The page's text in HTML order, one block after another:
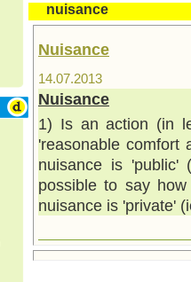
nuisance
Nuisance
14.07.2013
Nuisance
1) Is an action (in
'reasonable comfort
nuisance is
possible to say
nuisance is 'private'